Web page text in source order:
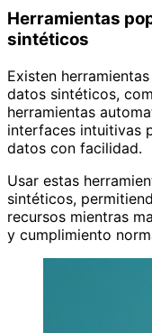
Herramientas
sintéticos
Existen
datos sintéticos,
herramientas
interfaces intuitivas
datos con facilidad.
Usar estas
sintéticos,
recursos mientras
y cumplimiento